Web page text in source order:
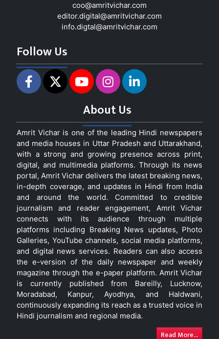
coo@amritvichar.com
editor.digital@amritvichar.com
info.digtal@amritvichar.com
Follow Us
About Us
Amrit Vichar is one of the leading Hindi newspapers
and media houses in Uttar Pradesh and Uttarakhand,
with a strong and growing presence across print,
digital, and multimedia platforms. Through its news
portal, Amrit Vichar delivers the latest breaking news,
in-depth coverage, and updates in Hindi from India
and around the world. Committed to credible
journalism and reader engagement, Amrit Vichar
connects with its audience through multiple
platforms including Breaking News updates, Photo
Galleries, YouTube channels, social media platforms,
and digital news services. Readers can also access
the e-version of the daily newspaper and weekly
magazine through the e-paper platform. Amrit Vichar
is currently published from Bareilly, Lucknow,
Moradabad, Kanpur, Ayodhya, and Haldwani,
continuously expanding its reach as a trusted voice in
Hindi journalism and regional media.
Read More...